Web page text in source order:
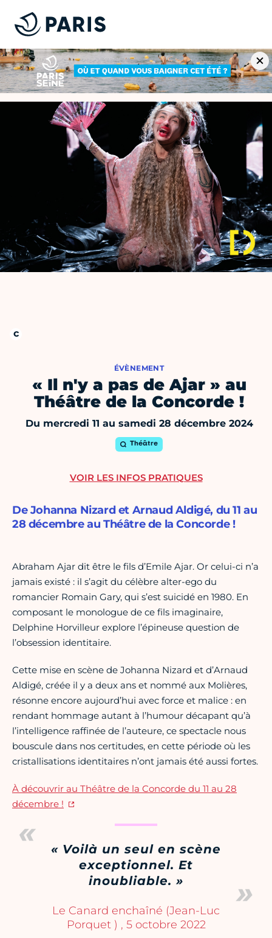
ÉVÈNEMENT
« Il n'y a pas de Ajar » au
Théâtre de la Concorde !
Du mercredi 11 au samedi 28 décembre 2024
Théâtre
De Johanna Nizard et Arnaud Aldigé, du 11 au
28 décembre au Théâtre de la Concorde !
Abraham Ajar dit être le fils d’Emile Ajar. Or celui-ci n’a
jamais existé : il s’agit du célèbre alter-ego du
romancier Romain Gary, qui s’est suicidé en 1980. En
composant le monologue de ce fils imaginaire,
Delphine Horvilleur explore l’épineuse question de
l’obsession identitaire.
Cette mise en scène de Johanna Nizard et d’Arnaud
Aldigé, créée il y a deux ans et nommé aux Molières,
résonne encore aujourd’hui avec force et malice : en
rendant hommage autant à l’humour décapant qu’à
l’intelligence raffinée de l’auteure, ce spectacle nous
bouscule dans nos certitudes, en cette période où les
cristallisations identitaires n’ont jamais été aussi fortes.
À découvrir au Théâtre de la Concorde du 11 au 28
décembre !
« Voilà un seul en scène
exceptionnel. Et
inoubliable. »
Le Canard enchaîné (Jean-Luc
Porquet ) , 5 octobre 2022
VOIR LES INFOS PRATIQUES